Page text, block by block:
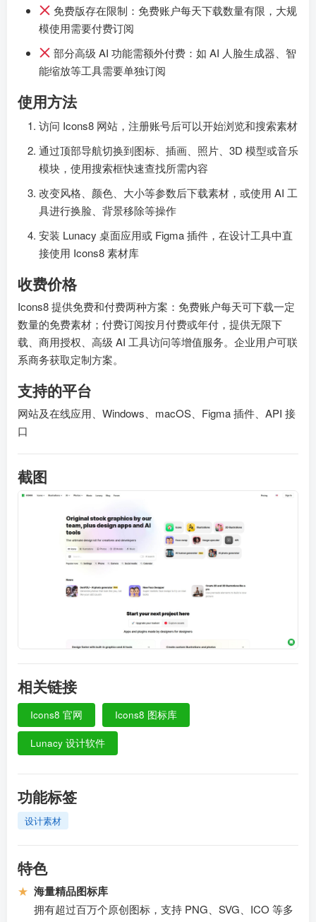
免费版存在限制：免费账户每天下载数量有限，大规
模使用需要付费订阅
部分高级 AI 功能需额外付费：如 AI 人脸生成器、智
能缩放等工具需要单独订阅
使用方法
访问 Icons8 网站，注册账号后可以开始浏览和搜索素材
通过顶部导航切换到图标、插画、照片、3D 模型或音乐
模块，使用搜索框快速查找所需内容
改变风格、颜色、大小等参数后下载素材，或使用 AI 工
具进行换脸、背景移除等操作
安装 Lunacy 桌面应用或 Figma 插件，在设计工具中直
接使用 Icons8 素材库
收费价格
Icons8 提供免费和付费两种方案：免费账户每天可下载一定
数量的免费素材；付费订阅按月付费或年付，提供无限下
载、商用授权、高级 AI 工具访问等增值服务。企业用户可联
系商务获取定制方案。
支持的平台
网站及在线应用、Windows、macOS、Figma 插件、API 接
口
截图
相关链接
Icons8 官网 Icons8 图标库
Lunacy 设计软件
功能标签
设计素材
特色
★ 海量精品图标库
拥有超过百万个原创图标，支持 PNG、SVG、ICO 等多